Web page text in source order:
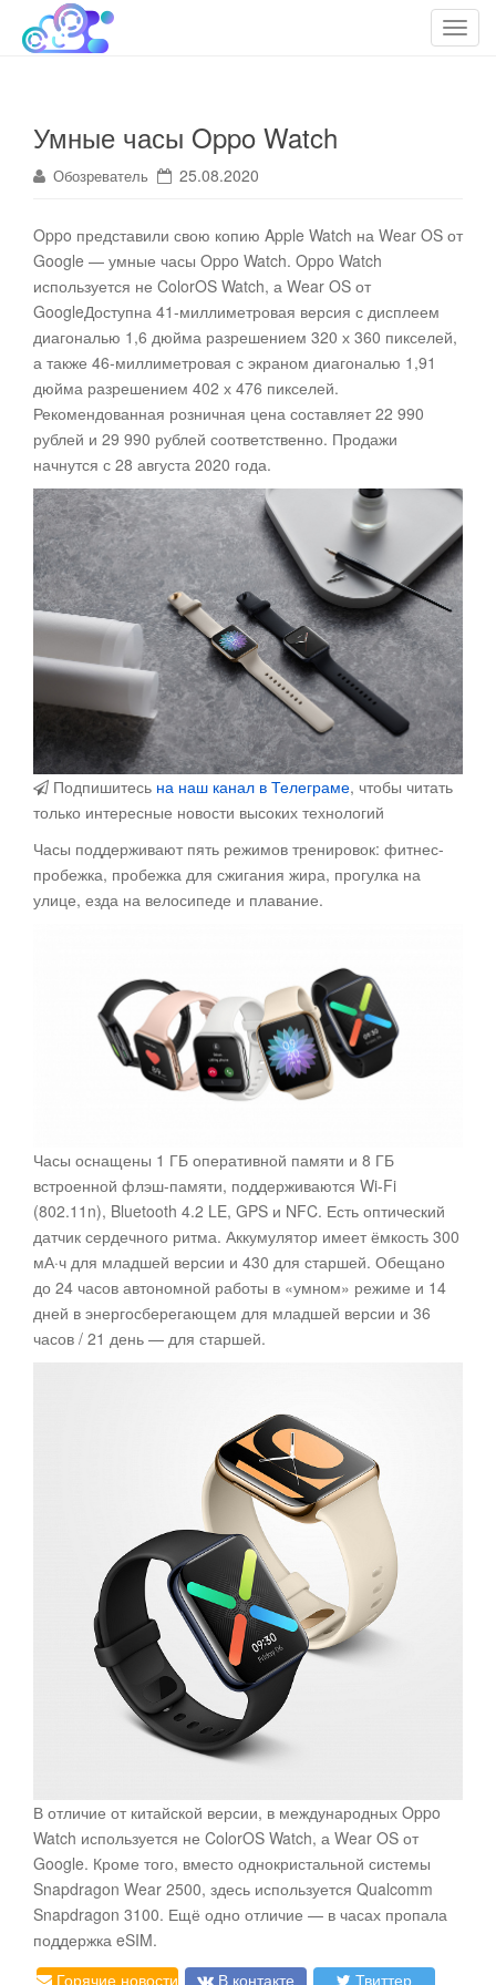
T
v
t
Облако технологий
cloudteh.ru
Умные часы Oppo Watch
Обозреватель 25.08.2020
Oppo представили свою копию Apple Watch на Wear OS от
Google — умные часы Oppo Watch. Oppo Watch
используется не ColorOS Watch, а Wear OS от
GoogleДоступна 41-миллиметровая версия с дисплеем
диагональю 1,6 дюйма разрешением 320 х 360 пикселей,
а также 46-миллиметровая с экраном диагональю 1,91
дюйма разрешением 402 х 476 пикселей.
Рекомендованная розничная цена составляет 22 990
рублей и 29 990 рублей соответственно. Продажи
начнутся с 28 августа 2020 года.
Подпишитесь на наш канал в Телеграме, чтобы читать
только интересные новости высоких технологий
Часы поддерживают пять режимов тренировок: фитнес-
пробежка, пробежка для сжигания жира, прогулка на
улице, езда на велосипеде и плавание.
Часы оснащены 1 ГБ оперативной памяти и 8 ГБ
встроенной флэш-памяти, поддерживаются Wi-Fi
(802.11n), Bluetooth 4.2 LE, GPS и NFC. Есть оптический
датчик сердечного ритма. Аккумулятор имеет ёмкость 300
мА·ч для младшей версии и 430 для старшей. Обещано
до 24 часов автономной работы в «умном» режиме и 14
дней в энергосберегающем для младшей версии и 36
часов / 21 день — для старшей.
В отличие от китайской версии, в международных Oppo
Watch используется не ColorOS Watch, а Wear OS от
Google. Кроме того, вместо однокристальной системы
Snapdragon Wear 2500, здесь используется Qualcomm
Snapdragon 3100. Ещё одно отличие — в часах пропала
поддержка eSIM.
Горячие новости
В контакте Твиттер